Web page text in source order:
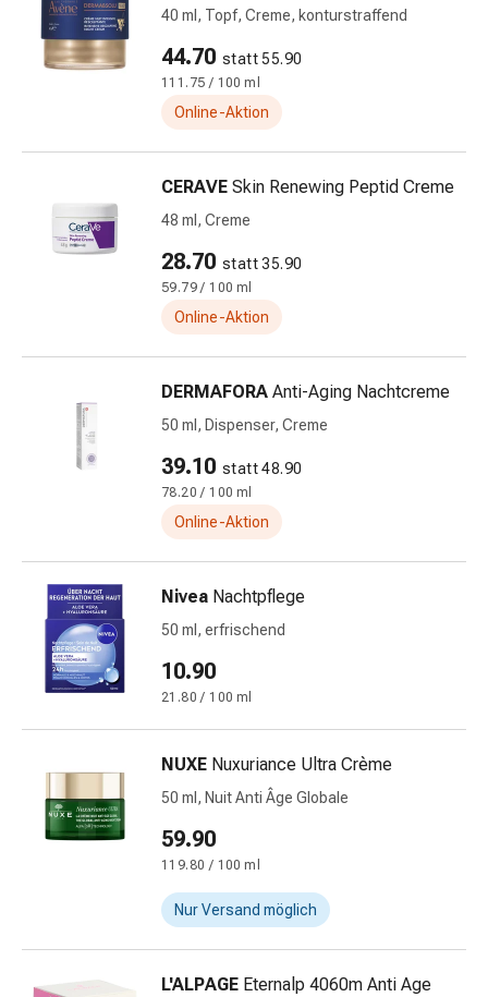
Sonnenbrand
Verbandwechsel-
Wundauflagen
Wundbehandlung
Wundsprays
Wundverschlussstreifen
kleber
Ziehsalbe
Tupfer
und
Ohrenpflege
Augentropfen
Augenentzündungen
Augenverbände
Augenhygiene
Herz
&
Kreislauf
Kompressions-
Strümpfe
Kreislaufbeschwerden
Venenbeschwerden
Blutgerinnung
Herznerven-
Störung
Konzentrationsstörung
&
40 ml, Topf, Creme, konturstraffend
44.70 statt 55.90
111.75 / 100 ml
Online-Aktion
CERAVE Skin Renewing Peptid Creme
48 ml, Creme
28.70 statt 35.90
59.79 / 100 ml
Online-Aktion
DERMAFORA Anti-Aging Nachtcreme
50 ml, Dispenser, Creme
39.10 statt 48.90
78.20 / 100 ml
Online-Aktion
Nivea Nachtpflege
50 ml, erfrischend
10.90
21.80 / 100 ml
NUXE Nuxuriance Ultra Crème
50 ml, Nuit Anti Âge Globale
59.90
119.80 / 100 ml
Nur Versand möglich
L'ALPAGE Eternalp 4060m Anti Age